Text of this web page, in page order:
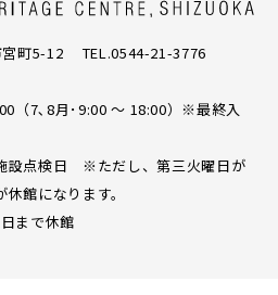
宮町5-12 TEL.0544-21-3776
（7､8月･9:00 ～ 18:00）※最終入
設点検日 ※ただし、第三火曜日が
館になります。
まで休館